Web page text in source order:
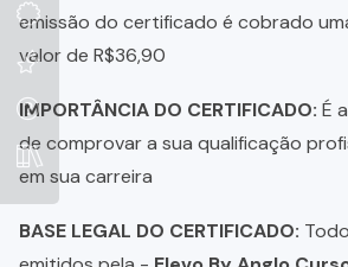
emissão do certificado é cobrado
valor de R$36,90
IMPORTÂNCIA DO CERTIFICADO: É
de comprovar a sua qualificação
em sua carreira
BASE LEGAL DO CERTIFICADO: